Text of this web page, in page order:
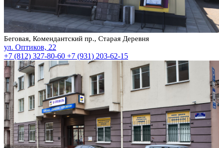
Беговая, Комендантский пр., Старая Деревня
ул. Оптиков, 22
+7 (812) 327-80-60 +7 (931) 203-62-15